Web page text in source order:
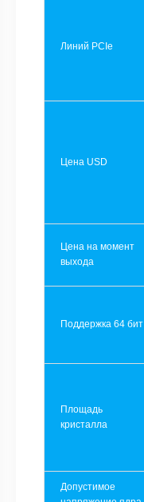
Линий PCIe
Цена USD
Цена на момент
выхода
Поддержка 64 бит
Площадь
кристалла
Допустимое